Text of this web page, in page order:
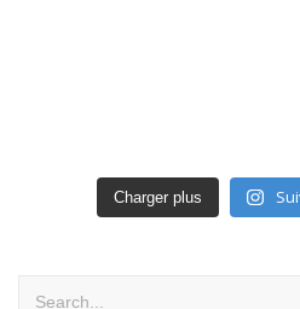
Charger plus